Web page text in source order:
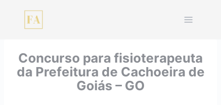
Concurso para fisioterapeuta
da Prefeitura de Cachoeira de
Goiás – GO